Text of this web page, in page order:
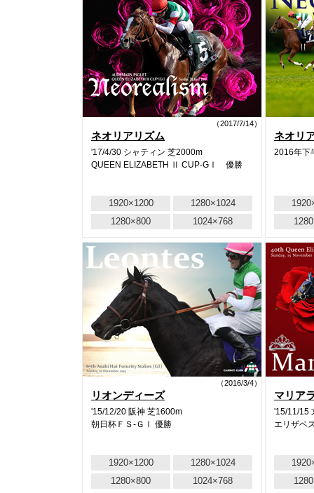
（2017/7/14）
ネオリアリズム
'17/4/30 シャティン 芝2000m
QUEEN ELIZABETH Ⅱ CUP-GⅠ 優勝
1920×1200
1280×1024
1280×800
1024×768
ネオリ
2016年下
（2016/3/4）
リオンディーズ
'15/12/20 阪神 芝1600m
朝日杯ＦＳ-ＧⅠ 優勝
1920×1200
1280×1024
1280×800
1024×768
マリア
'15/11/15
エリザベ